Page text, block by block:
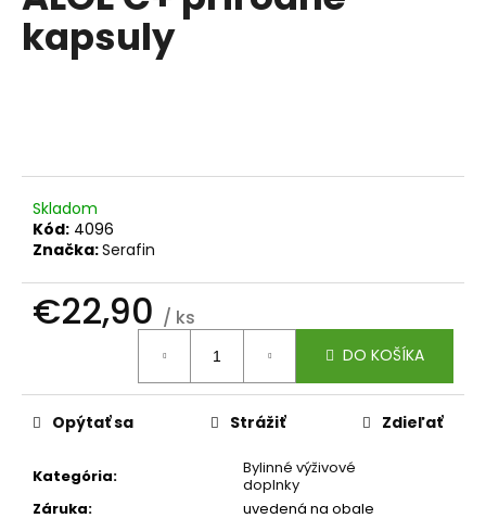
0,0
kapsuly
Skladom
Kód: 4096
Značka:Serafin
€22,90 / ks
DO KOŠÍKA
Kategória:
Bylinné výživové
doplnky
Záruka: uvedená na obale
Opýtať sa Strážiť Zdieľať
á
j
p
o
ú
č
a